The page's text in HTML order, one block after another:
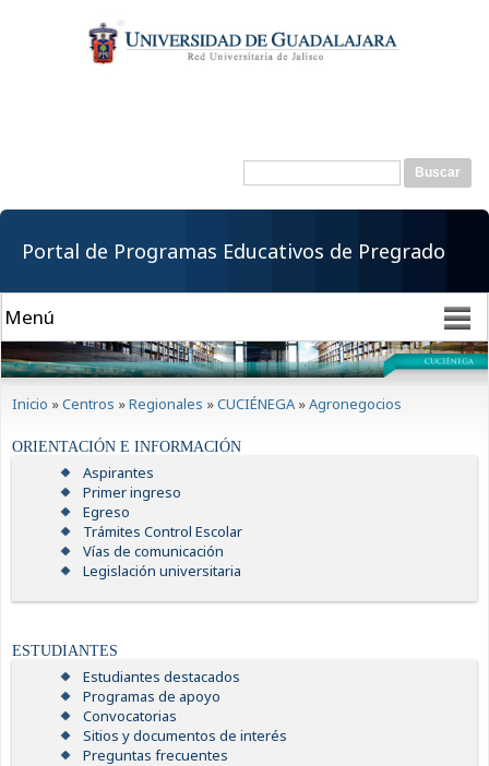
contenido
principal
Formulario de
Buscar
Portal de Programas Educativos de Pregrado
Inicio »Centros »Regionales »CUCIÉNEGA »Agronegocios
ORIENTACIÓN E INFORMACIÓN
Aspirantes
Primer ingreso
Egreso
Trámites Control Escolar
Vías de comunicación
Legislación universitaria
ESTUDIANTES
Estudiantes destacados
Programas de apoyo
Convocatorias
Sitios y documentos de interés
Preguntas frecuentes